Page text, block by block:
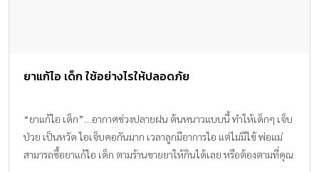
ยาแก้ไอ เด็ก ใช้อย่างไรให้ปลอดภัย
“ยาแก้ไอ เด็ก”…อากาศช่วงปลายฝน ต้นหนาวแบบนี้ ทำให้เด็กๆ เจ็บ
ป่วย เป็นหวัด ไอเจ็บคอกันมาก เวลาลูกมีอาการไอ แต่ไม่มีไข้ พ่อแม่
สามารถซื้อยาแก้ไอ เด็ก ตามร้านขายยาให้กินได้เลย หรือต้องตามที่คุณ